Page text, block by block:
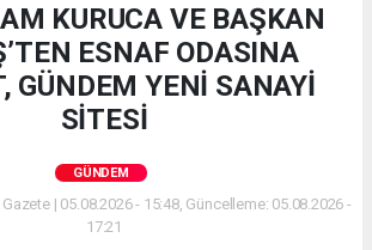
KURUCA VE BAŞKAN
ESNAF ODASINA
GÜNDEM YENİ SANAYİ
SİTESİ
GÜNDEM
| 05.08.2026 - 15:48, Güncelleme: 05.08.2026 -
17:21